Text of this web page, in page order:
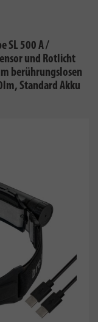
SL 500 A /
und Rotlicht
berührungslosen
Standard Akku